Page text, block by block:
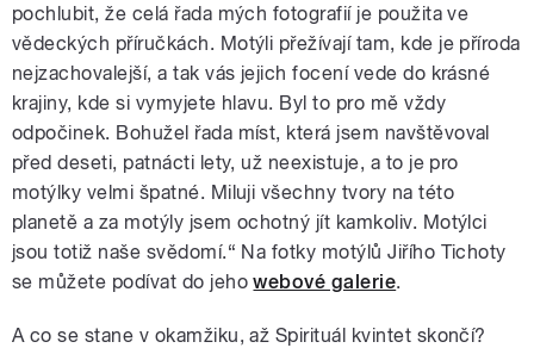
pochlubit, že celá řada mých fotografií je použita ve
vědeckých příručkách. Motýli přežívají tam, kde je příroda
nejzachovalejší, a tak vás jejich focení vede do krásné
krajiny, kde si vymyjete hlavu. Byl to pro mě vždy
odpočinek. Bohužel řada míst, která jsem navštěvoval
před deseti, patnácti lety, už neexistuje, a to je pro
motýlky velmi špatné. Miluji všechny tvory na této
planetě a za motýly jsem ochotný jít kamkoliv. Motýlci
jsou totiž naše svědomí.“ Na fotky motýlů Jiřího Tichoty
se můžete podívat do jehowebové galerie.
A co se stane v okamžiku, až Spirituál kvintet skončí?